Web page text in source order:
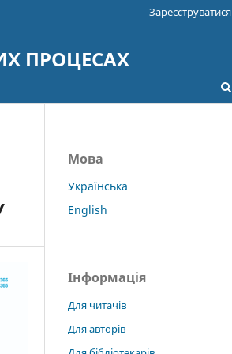
ПРОЦЕСАХ
Зареєструватися
Мова
Українська
English
Інформація
Для читачів
Для авторів